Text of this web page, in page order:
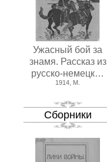
Ужасный бой за
знамя. Рассказ из
русско-немецк…
1914, М.
Сборники